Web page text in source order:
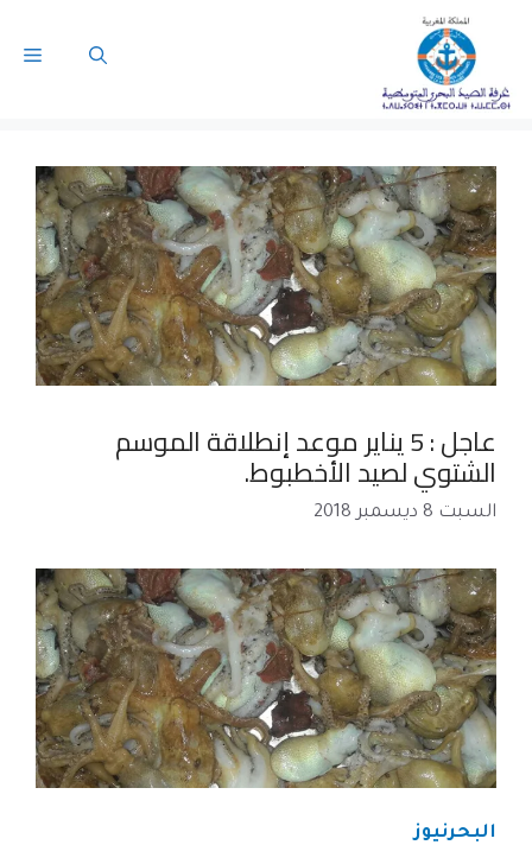
عاجل : 5 يناير موعد إنطلاقة الموسم
الشتوي لصيد الأخطبوط.
السبت 8 ديسمبر 2018
البحرنيوز